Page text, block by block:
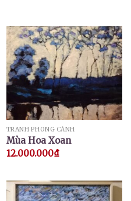
TRANH PHONG CẢNH
Mùa Hoa Xoan
12.000.000₫